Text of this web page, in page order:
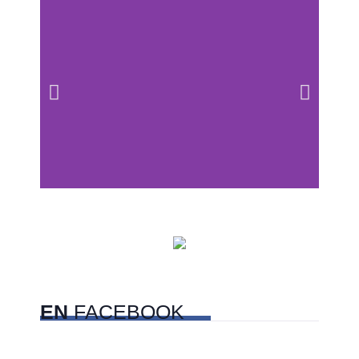
PetFriendly en la CDMX
ENFACEBOOK